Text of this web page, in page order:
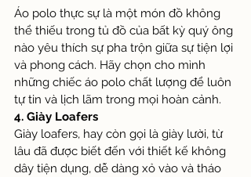
Áo polo thực sự là một món đồ không
thể thiếu trong tủ đồ của bất kỳ quý ông
nào yêu thích sự pha trộn giữa sự tiện lợi
và phong cách. Hãy chọn cho mình
những chiếc áo polo chất lượng để luôn
tự tin và lịch lãm trong mọi hoàn cảnh.
4. Giày Loafers
Giày loafers, hay còn gọi là giày lười, từ
lâu đã được biết đến với thiết kế không
dây tiện dụng, dễ dàng xỏ vào và tháo